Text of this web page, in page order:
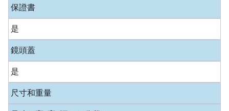
保證書
是
鏡頭蓋
是
尺寸和重量